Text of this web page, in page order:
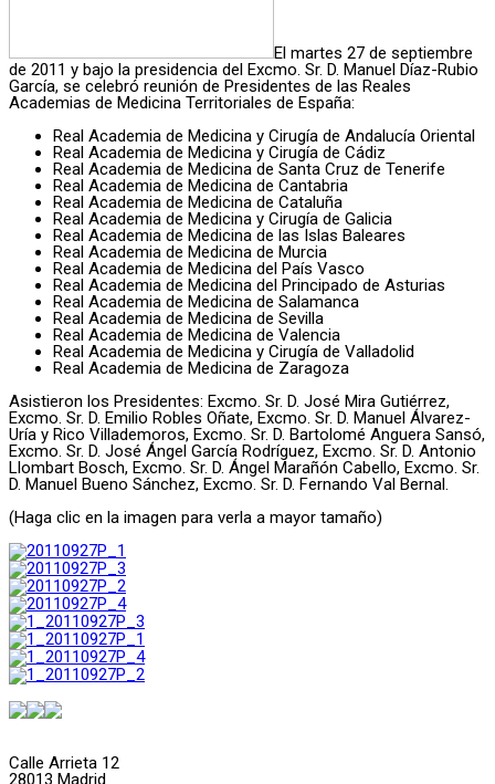
El martes 27 de septiembre
de 2011 y bajo la presidencia del Excmo. Sr. D. Manuel Díaz-Rubio
García, se celebró reunión de Presidentes de las Reales
Academias de Medicina Territoriales de España:
Real Academia de Medicina y Cirugía de Andalucía Oriental
Real Academia de Medicina y Cirugía de Cádiz
Real Academia de Medicina de Santa Cruz de Tenerife
Real Academia de Medicina de Cantabria
Real Academia de Medicina de Cataluña
Real Academia de Medicina y Cirugía de Galicia
Real Academia de Medicina de las Islas Baleares
Real Academia de Medicina de Murcia
Real Academia de Medicina del País Vasco
Real Academia de Medicina del Principado de Asturias
Real Academia de Medicina de Salamanca
Real Academia de Medicina de Sevilla
Real Academia de Medicina de Valencia
Real Academia de Medicina y Cirugía de Valladolid
Real Academia de Medicina de Zaragoza
Asistieron los Presidentes: Excmo. Sr. D. José Mira Gutiérrez,
Excmo. Sr. D. Emilio Robles Oñate, Excmo. Sr. D. Manuel Álvarez-
Uría y Rico Villademoros, Excmo. Sr. D. Bartolomé Anguera Sansó,
Excmo. Sr. D. José Ángel García Rodríguez, Excmo. Sr. D. Antonio
Llombart Bosch, Excmo. Sr. D. Ángel Marañón Cabello, Excmo. Sr.
D. Manuel Bueno Sánchez, Excmo. Sr. D. Fernando Val Bernal.
(Haga clic en la imagen para verla a mayor tamaño)
Calle Arrieta 12
28013 Madrid